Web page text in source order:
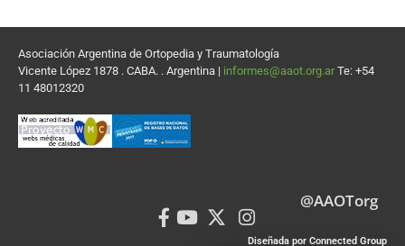
Asociación Argentina de Ortopedia y Traumatología
Vicente López 1878 . CABA. . Argentina | informes@aaot.org.ar Te: +54
11 48012320
@AAOTorg
Diseñada por Connected Group